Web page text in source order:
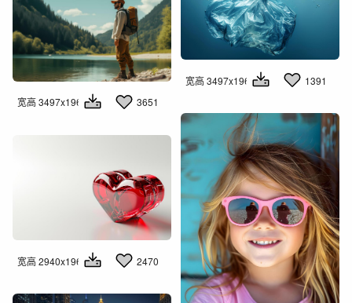
宽高 3497x1960
1391
宽高 3497x1960
3651
宽高 2940x1960 2470